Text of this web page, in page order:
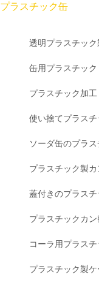
プラスチック缶
透明プラスチッ
缶用プラスチック
プラスチック加工
使い捨てプラス
ソーダ缶のプラ
プラスチック製
蓋付きのプラス
プラスチックカ
コーラ用プラス
プラスチック製